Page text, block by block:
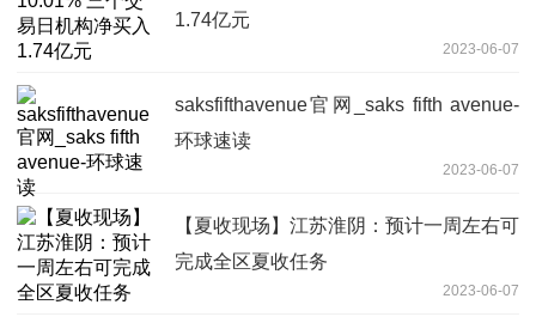
1.74亿元
2023-06-07
saksfifthavenue官网_saks fifth avenue-
环球速读
2023-06-07
【夏收现场】江苏淮阴：预计一周左右可
完成全区夏收任务
2023-06-07